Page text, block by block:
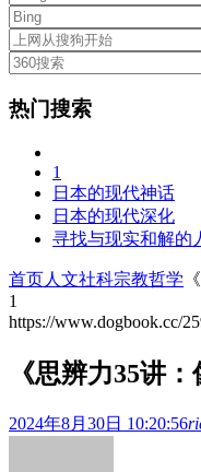
热门搜索
1
日本的现代神话
日本的现代深化
寻找与现实和解的
首页人文社科宗教哲学
1
https://www.dogbook.cc/
《思辨力35讲
2024年8月30日 10:20:56